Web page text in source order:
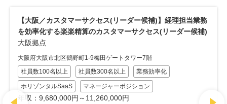
【カスタマーサクセス/カスタマーマーケティング 】国内シ
ェアナンバーワンのクラウドセキュリティ「HENNGE
One」のカスタマーサクセス、カスタマーマーケティング/
週1-2リモート
大阪オフィス
大阪府大阪市北区大深町 1-1WeWork LINKS UMEDA 8階
リモートワーク×出社ハイブリッド
社員数300名以上